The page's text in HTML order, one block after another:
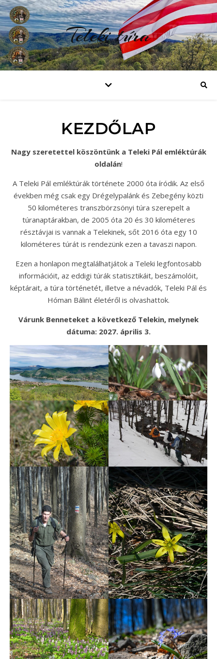
Teleki túra
KEZDŐLAP
Nagy szeretettel köszöntünk a Teleki Pál emléktúrák
oldalán!
A Teleki Pál emléktúrák története 2000 óta íródik. Az első
években még csak egy Drégelypalánk és Zebegény közti
50 kilométeres transzbörzsönyi túra szerepelt a
túranaptárakban, de 2005 óta 20 és 30 kilométeres
résztávjai is vannak a Telekinek, sőt 2016 óta egy 10
kilométeres túrát is rendezünk ezen a tavaszi napon.
Ezen a honlapon megtalálhatjátok a Teleki legfontosabb
információit, az eddigi túrák statisztikáit, beszámolóit,
képtárait, a túra történetét, illetve a névadók, Teleki Pál és
Hóman Bálint életéről is olvashattok.
Várunk Benneteket a következő Telekin, melynek
dátuma: 2027. április 3.